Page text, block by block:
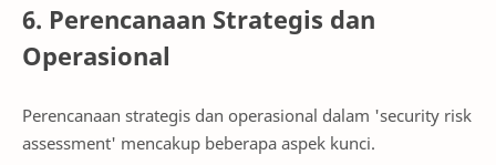
6. Perencanaan Strategis dan
Operasional
Perencanaan strategis dan operasional dalam 'security risk
assessment' mencakup beberapa aspek kunci.